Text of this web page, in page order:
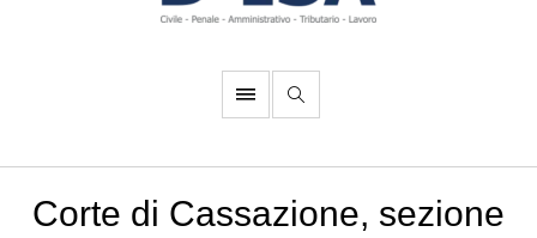
Corte di Cassazione, sezione